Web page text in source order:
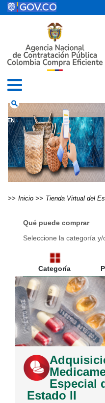
Pasar al contenido principal
• Consulta RUES
• Preguntas Frecuentes
search
EN
Inicio Tienda Virtual del
Especial
Estado II
Qué puede comprar
Seleccione la categoría
Categoría